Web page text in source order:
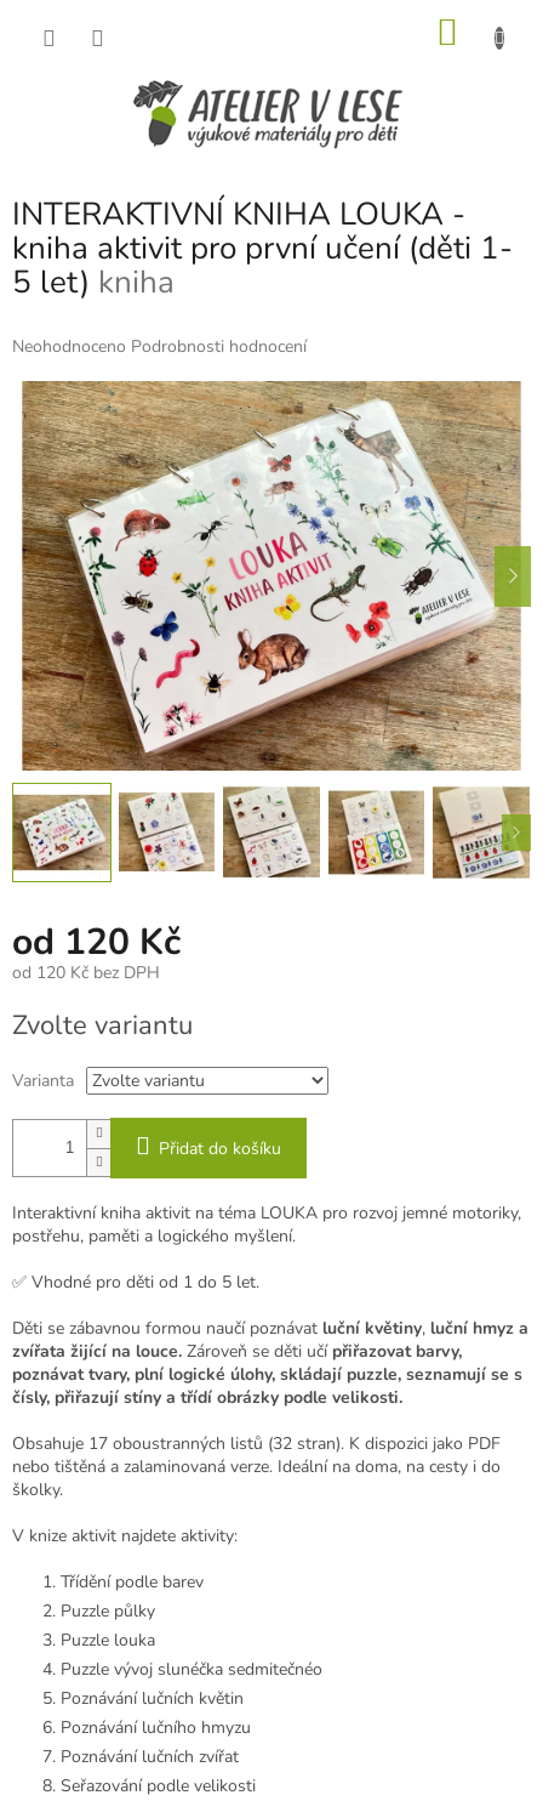
INTERAKTIVNÍ KNIHA LOUKA -
kniha aktivit pro první učení (děti 1-
5 let) kniha
Průměrné
produktu
je
0,0
hvězdiček.
Neohodnoceno Podrobnosti hodnocení
od 120 Kč
od 120 Kč bez DPH
cena:
Zvolte variantu
Varianta
Přidat do košíku
Interaktivní kniha aktivit na téma LOUKA pro rozvoj jemné motoriky,
postřehu, paměti a logického myšlení.
✅ Vhodné pro děti od 1 do 5 let.
Děti se zábavnou formou naučí poznávat luční květiny, luční hmyz a
zvířata žijící na louce. Zároveň se děti učí přiřazovat barvy,
poznávat tvary, plní logické úlohy, skládají puzzle, seznamují se s
čísly, přiřazují stíny a třídí obrázky podle velikosti.
Obsahuje 17 oboustranných listů (32 stran). K dispozici jako PDF
nebo tištěná a zalaminovaná verze. Ideální na doma, na cesty i do
školky.
V knize aktivit najdete aktivity:
Třídění podle barev
Puzzle půlky
Puzzle louka
Puzzle vývoj slunéčka sedmitečnéo
Poznávání lučních květin
Poznávání lučního hmyzu
Poznávání lučních zvířat
Seřazování podle velikosti